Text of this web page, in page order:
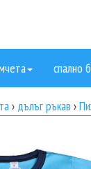
спално
› дълъг ръкав ›